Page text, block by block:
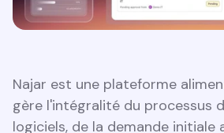
Najar est une plateforme
gère l'intégralité du processus
logiciels, de la demande initiale